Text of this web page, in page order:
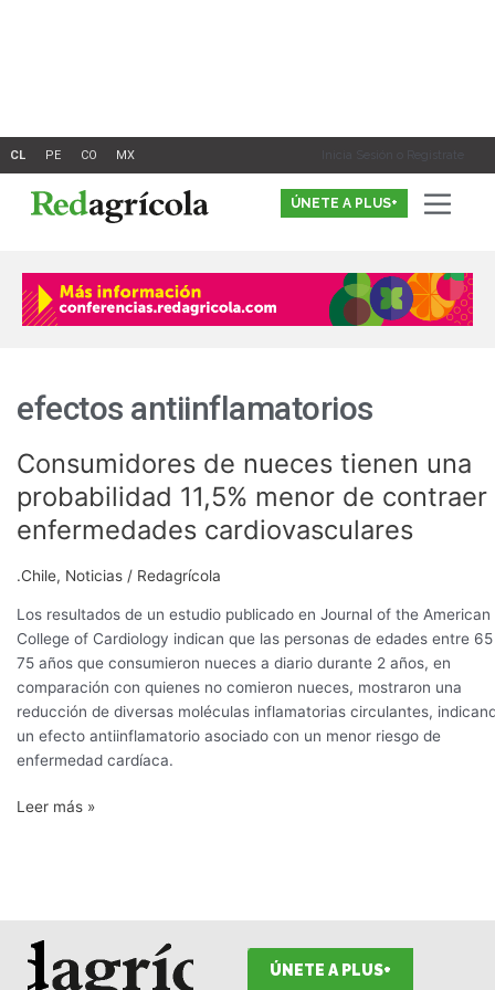
Inicia Sesión o Registrate
ÚNETE A PLUS+
efectos antiinflamatorios
Consumidores de nueces tienen una
probabilidad 11,5% menor de contraer
enfermedades cardiovasculares
.Chile, Noticias / Redagrícola
Los resultados de un estudio publicado en Journal of the American
College of Cardiology indican que las personas de edades entre
75 años que consumieron nueces a diario durante 2 años, en
comparación con quienes no comieron nueces, mostraron una
reducción de diversas moléculas inflamatorias circulantes,
un efecto antiinflamatorio asociado con un menor riesgo de
enfermedad cardíaca.
Consumidores
nueces
tienen
probabilidad
11,5%
menor
de
enfermedades
cardiovasculares
Leer más »
ÚNETE A PLUS+